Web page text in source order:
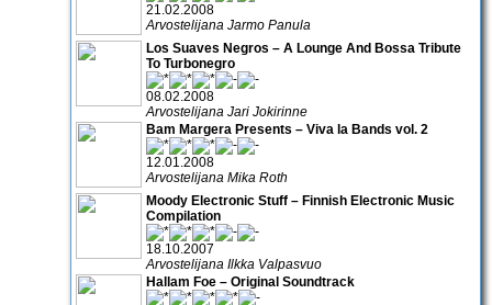
21.02.2008
Arvostelijana Jarmo Panula
Los Suaves Negros – A Lounge And Bossa Tribute
To Turbonegro
08.02.2008
Arvostelijana Jari Jokirinne
Bam Margera Presents – Viva la Bands vol. 2
12.01.2008
Arvostelijana Mika Roth
Moody Electronic Stuff – Finnish Electronic Music
Compilation
18.10.2007
Arvostelijana Ilkka Valpasvuo
Hallam Foe – Original Soundtrack